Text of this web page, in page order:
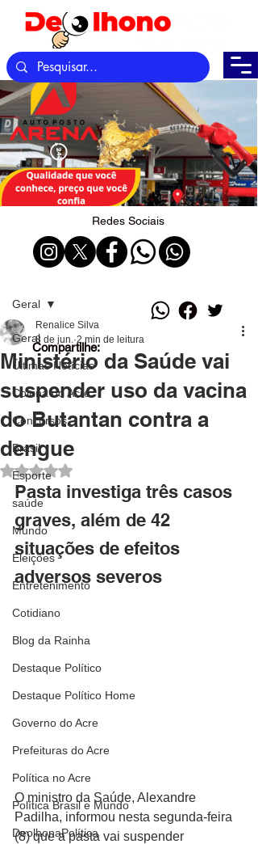
Redes Sociais
Geral
Últimas Notícias
Coluna do Acre
Concursos
Brasil
Esporte
saúde
Mundo
Eleições
Entretenimento
Cotidiano
Blog da Rainha
Destaque Político
Destaque Político Home
Governo do Acre
Prefeituras do Acre
Política no Acre
Política Brasil e Mundo
DeolhonaPolítica
Geral
Ministério da Saúde vai
suspender uso da vacina
do Butantan contra a
dengue
Renalice Silva
8 de jun. 2 min de leitura
Avaliado com NaN de 5 estrelas.
Pasta investiga três casos
graves, além de 42
situações de efeitos
adversos severos
O ministro da Saúde, Alexandre
Padilha, informou nesta segunda-feira
(8) que a pasta vai suspender
Compartilhe: